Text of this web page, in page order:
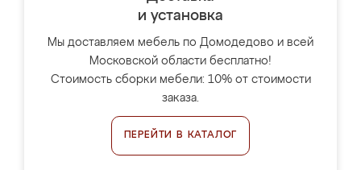
и установка
Мы доставляем мебель по Домодедово и всей
Московской области бесплатно!
Стоимость сборки мебели: 10% от стоимости
заказа.
ПЕРЕЙТИ В КАТАЛОГ